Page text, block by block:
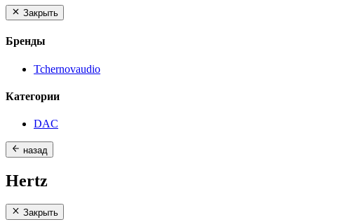
Закрыть
Бренды
Tchernovaudio
Категории
DAC
назад
Hertz
Закрыть